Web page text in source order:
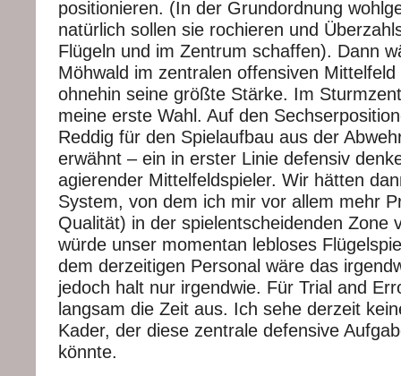
positionieren. (In der Grundordnung
natürlich sollen sie rochieren und
Flügeln und im Zentrum schaffen). Dann
Möhwald im zentralen offensiven
ohnehin seine größte Stärke. Im
meine erste Wahl. Auf den
Reddig für den Spielaufbau aus der
erwähnt – ein in erster Linie defensiv
agierender Mittelfeldspieler. Wir hätten
System, von dem ich mir vor allem mehr
Qualität) in der spielentscheidenden Zone
würde unser momentan lebloses
dem derzeitigen Personal wäre das
jedoch halt nur irgendwie. Für Trial and
langsam die Zeit aus. Ich sehe derzeit
Kader, der diese zentrale defensive
könnte.